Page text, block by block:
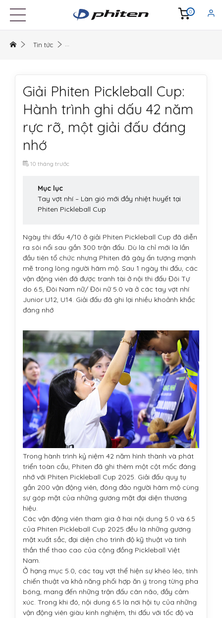
0
Tin tức
Giải Phiten Pickleball Cup:
Hành trình ghi dấu 42 năm
rực rỡ, một giải đấu đáng
nhớ
10 tháng trước
Mục lục
Tay vợt nhí – Làn gió mới đầy nhiệt huyết tại
Phiten Pickleball Cup
Ngày thi đấu 4/10 ở giải Phiten Pickleball Cup đã diễn
ra sôi nổi sau gần 300 trận đấu. Dù là chỉ mới là lần
đầu tiên tổ chức nhưng Phiten đã gây ấn tượng mạnh
mẽ trong lòng người hâm mộ. Sau 1 ngày thi đấu, các
vận động viên đã được tranh tài ở nội thi đấu Đôi Tự
do 6.5, Đôi Nam nữ/ Đôi nữ 5.0 và ở các tay vợt nhí
Junior U12, U14. Giải đấu đã ghi lại nhiều khoảnh khắc
đáng nhớ
Trong hành trình kỷ niệm 42 năm hình thành và phát
triển toàn cầu, Phiten đã ghi thêm một cột mốc đáng
nhớ với Phiten Pickleball Cup 2025. Giải đấu quy tụ
gần 200 vận động viên, đông đảo người hâm mộ cùng
sự góp mặt của những gương mặt đại diện thương
hiệu.
Các vận động viên tham gia ở hai nội dung 5.0 và 6.5
của Phiten Pickleball Cup 2025 đều là những gương
mặt xuất sắc, đại diện cho trình độ kỹ thuật và tinh
thần thể thao cao của cộng đồng Pickleball Việt
Nam.
Ở hạng mục 5.0, các tay vợt thể hiện sự khéo léo, tính
chiến thuật và khả năng phối hợp ăn ý trong từng pha
bóng, mang đến những trận đấu cân não, đầy cảm
xúc. Trong khi đó, nội dung 6.5 là nơi hội tụ của những
vận động viên giàu kinh nghiệm, thi đấu với tốc độ và